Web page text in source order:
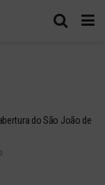
do São João de